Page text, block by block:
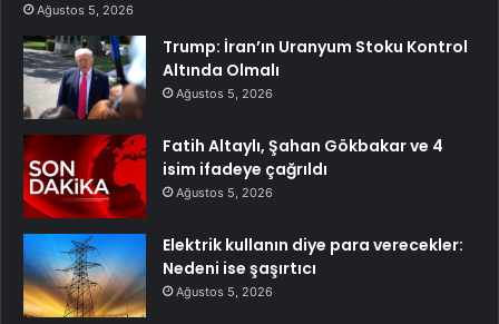
Ağustos 5, 2026
Trump: İran’ın Uranyum Stoku Kontrol
Altında Olmalı
Ağustos 5, 2026
Fatih Altaylı, Şahan Gökbakar ve 4
isim ifadeye çağrıldı
Ağustos 5, 2026
Elektrik kullanın diye para verecekler:
Nedeni ise şaşırtıcı
Ağustos 5, 2026